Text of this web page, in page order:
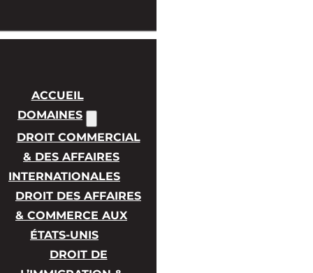
ACCUEIL
DOMAINES
DROIT COMMERCIAL
& DES AFFAIRES
INTERNATIONALES
DROIT DES AFFAIRES
& COMMERCE AUX
ÉTATS-UNIS
DROIT DE